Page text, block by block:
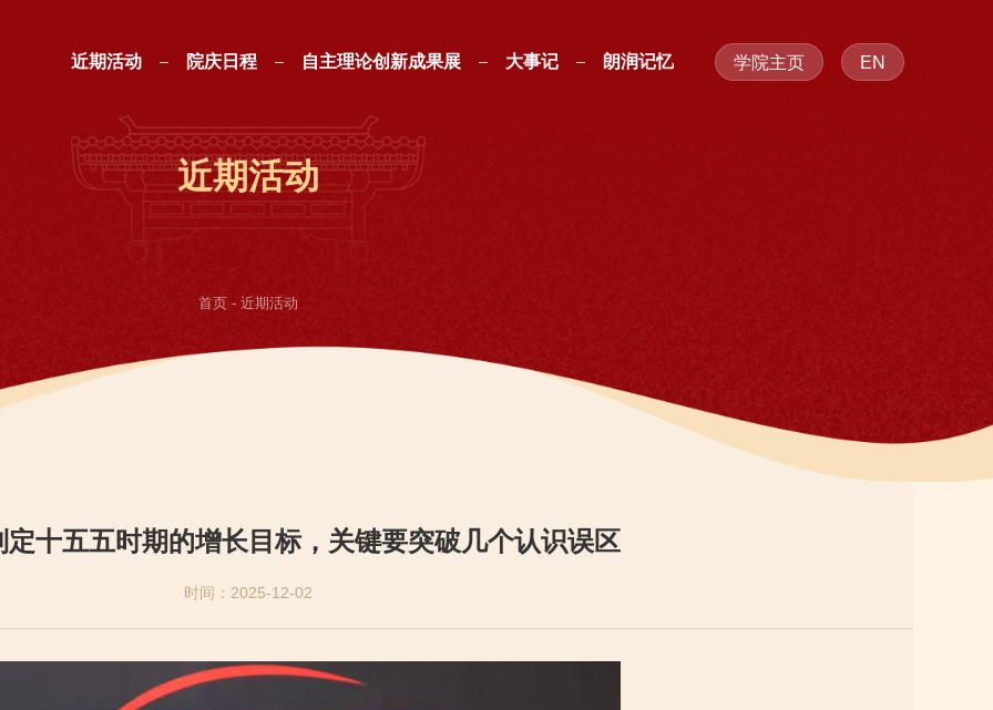
近期活动
院庆日程
自主理论创新成果展
大事记
朗润记忆
学院主页 EN
近期活动
首页 - 近期活动
定十五五时期的增长目标，关键要突破几个认识误区
时间：2025-12-02